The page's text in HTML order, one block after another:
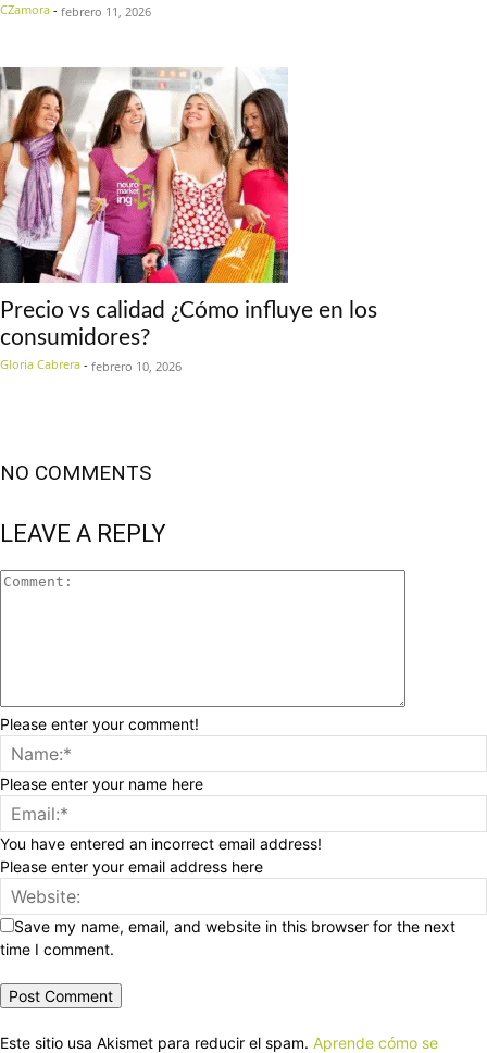
CZamora - febrero 11, 2026
Precio vs calidad ¿Cómo influye en los
consumidores?
Gloria Cabrera - febrero 10, 2026
NO COMMENTS
LEAVE A REPLY
Please enter your comment!
Please enter your name here
You have entered an incorrect email address!
Please enter your email address here
Save my name, email, and website in this browser for the next
time I comment.
Este sitio usa Akismet para reducir el spam. Aprende cómo se